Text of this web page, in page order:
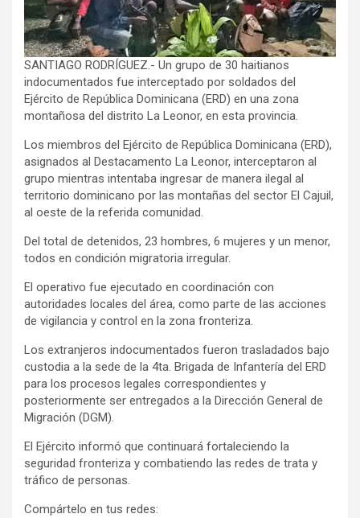
SANTIAGO RODRÍGUEZ.- Un grupo de 30 haitianos
indocumentados fue interceptado por soldados del
Ejército de República Dominicana (ERD) en una zona
montañosa del distrito La Leonor, en esta provincia.
Los miembros del Ejército de República Dominicana (ERD),
asignados al Destacamento La Leonor, interceptaron al
grupo mientras intentaba ingresar de manera ilegal al
territorio dominicano por las montañas del sector El Cajuil,
al oeste de la referida comunidad.
Del total de detenidos, 23 hombres, 6 mujeres y un menor,
todos en condición migratoria irregular.
El operativo fue ejecutado en coordinación con
autoridades locales del área, como parte de las acciones
de vigilancia y control en la zona fronteriza.
Los extranjeros indocumentados fueron trasladados bajo
custodia a la sede de la 4ta. Brigada de Infantería del ERD
para los procesos legales correspondientes y
posteriormente ser entregados a la Dirección General de
Migración (DGM).
El Ejército informó que continuará fortaleciendo la
seguridad fronteriza y combatiendo las redes de trata y
tráfico de personas.
Compártelo en tus redes: